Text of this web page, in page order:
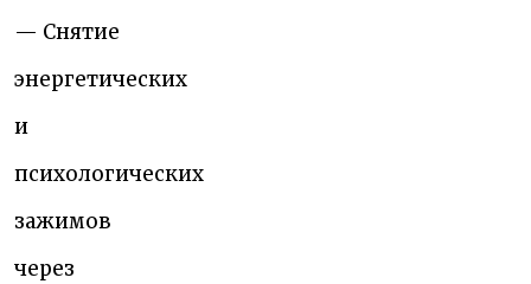
— Снятие
энергетических
и
психологических
зажимов
через